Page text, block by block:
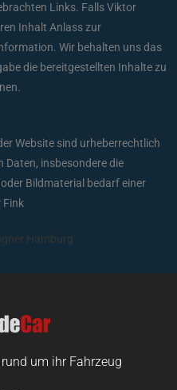
Links. Falls Viktor
Inhalt Anlass zur
Wir behalten uns das
die bereitgestellten Inhalte zu
Website sind urheberrechtlich
insbesondere die
Bildmaterial bedarf einer
Fink
Hamburg
um ihr Fahrzeug